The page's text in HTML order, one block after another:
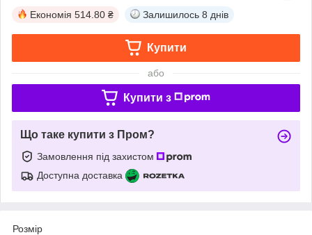
Економія 514.80 ₴ Залишилось 8 днів
Купити
або
Купити з
Що таке купити з Пром?
Замовлення під захистом
Доступна доставка
Розмір